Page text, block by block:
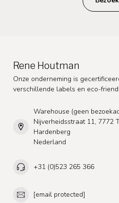
Rene Houtman
Onze onderneming is
verschillende labels en eco-
Warehouse (geen
Nijverheidsstraat 11, 7772
Hardenberg
Nederland
+31 (0)523 265 366
[email protected]